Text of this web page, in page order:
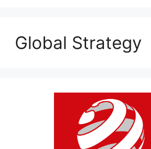
Global Strategy